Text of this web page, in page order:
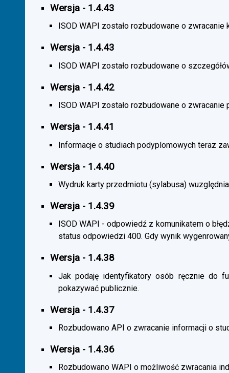
Wersja - 1.4.43
ISOD WAPI zostało rozbudowane o
Wersja - 1.4.43
ISOD WAPI zostało rozbudowane o
Wersja - 1.4.42
ISOD WAPI zostało rozbudowane o zwracanie
Wersja - 1.4.41
Informacje o studiach podyplomowych teraz
Wersja - 1.4.40
Wydruk karty przedmiotu (sylabusa)
Wersja - 1.4.39
ISOD WAPI - odpowiedź z komunikatem o
status odpowiedzi 400. Gdy wynik
Wersja - 1.4.38
Jak podaję identyfikatory osób ręcznie do
pokazywać publicznie.
Wersja - 1.4.37
Rozbudowano API o zwracanie informacji o
Wersja - 1.4.36
Rozbudowano WAPI o możliwość zwracania